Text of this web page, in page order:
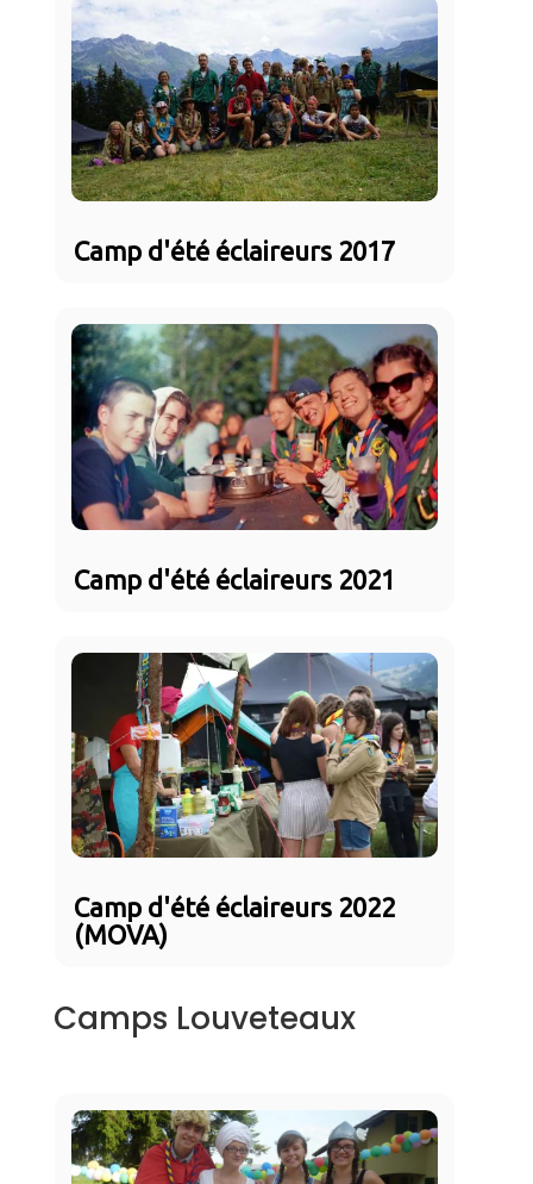
Camp d'été éclaireurs 2017
Camp d'été éclaireurs 2021
Camp d'été éclaireurs 2022
(MOVA)
Camps Louveteaux